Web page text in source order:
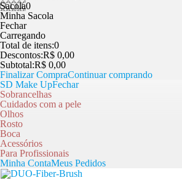
Sacola0
Minha Sacola
Fechar
Carregando
Total de itens:0
Descontos:R$ 0,00
Subtotal:R$ 0,00
Finalizar CompraContinuar comprando
SD Make UpFechar
Sobrancelhas
Cuidados com a pele
Olhos
Rosto
Boca
Acessórios
Para Profissionais
Minha ContaMeus Pedidos